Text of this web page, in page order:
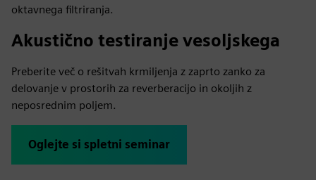
oktavnega filtriranja.
Akustično testiranje vesoljskega
Preberite več o rešitvah krmiljenja z zaprto zanko za
delovanje v prostorih za reverberacijo in okoljih z
neposrednim poljem.
Oglejte si spletni seminar